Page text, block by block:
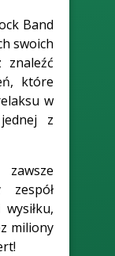
Band
swoich
znaleźć
które
w
z
zespół
miliony